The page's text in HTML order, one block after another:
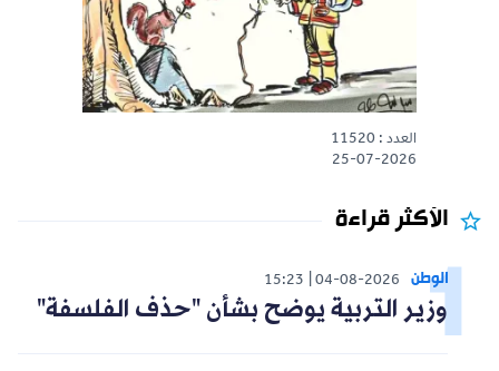
العدد : 11520
25-07-2026
الأكثر قراءة
الوطن 04-08-2026
15:23
وزير التربية يوضح بشأن "حذف الفلسفة"